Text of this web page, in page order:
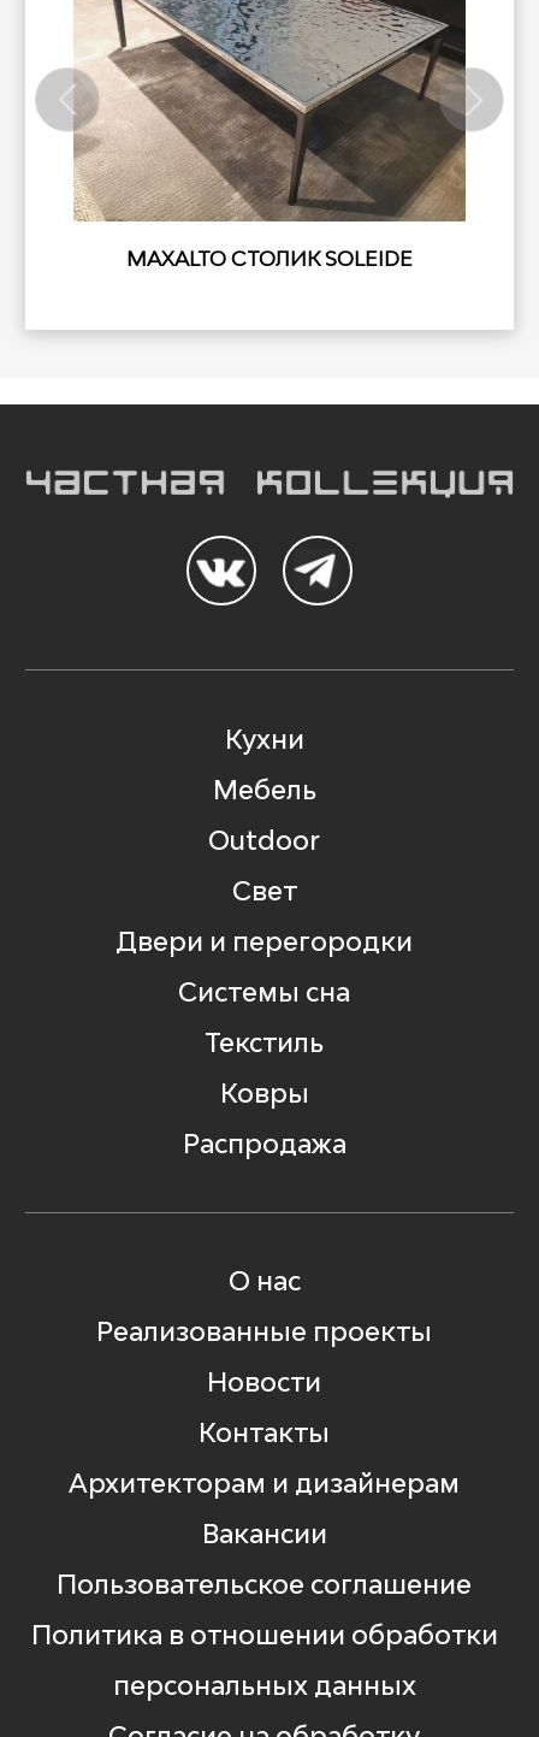
MAXALTO СТОЛИК SOLEIDE
Кухни
Мебель
Outdoor
Свет
Двери и перегородки
Системы сна
Текстиль
Ковры
Распродажа
О нас
Реализованные проекты
Новости
Контакты
Архитекторам и дизайнерам
Вакансии
Пользовательское соглашение
Политика в отношении обработки
персональных данных